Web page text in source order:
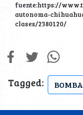
fuente:https://
autonoma-
clases/2380120/
Tagged: BOMBA